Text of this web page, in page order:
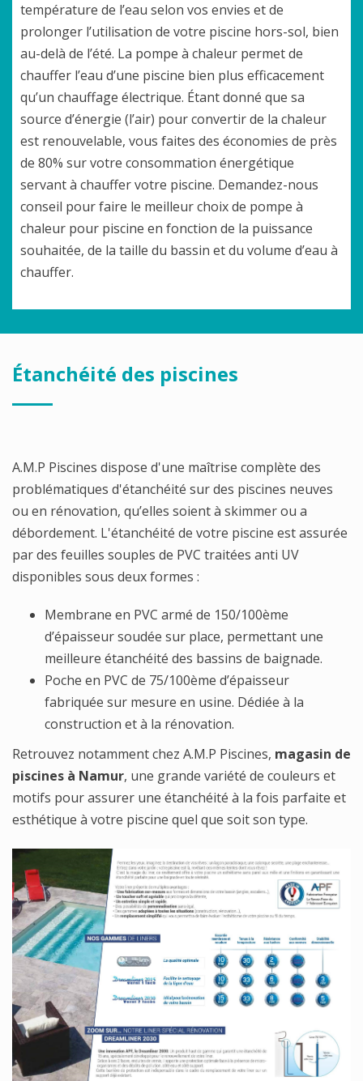
température de l’eau selon vos envies et de
prolonger l’utilisation de votre piscine hors-sol, bien
au-delà de l’été. La pompe à chaleur permet de
chauffer l’eau d’une piscine bien plus efficacement
qu’un chauffage électrique. Étant donné que sa
source d’énergie (l’air) pour convertir de la chaleur
est renouvelable, vous faites des économies de près
de 80% sur votre consommation énergétique
servant à chauffer votre piscine. Demandez-nous
conseil pour faire le meilleur choix de pompe à
chaleur pour piscine en fonction de la puissance
souhaitée, de la taille du bassin et du volume d’eau à
chauffer.
Étanchéité des piscines
A.M.P Piscines dispose d'une maîtrise complète des
problématiques d'étanchéité sur des piscines neuves
ou en rénovation, qu’elles soient à skimmer ou a
débordement. L'étanchéité de votre piscine est assurée
par des feuilles souples de PVC traitées anti UV
disponibles sous deux formes :
Membrane en PVC armé de 150/100ème
d’épaisseur soudée sur place, permettant une
meilleure étanchéité des bassins de baignade.
Poche en PVC de 75/100ème d’épaisseur
fabriquée sur mesure en usine. Dédiée à la
construction et à la rénovation.
Retrouvez notamment chez A.M.P Piscines, magasin de
piscines à Namur, une grande variété de couleurs et
motifs pour assurer une étanchéité à la fois parfaite et
esthétique à votre piscine quel que soit son type.